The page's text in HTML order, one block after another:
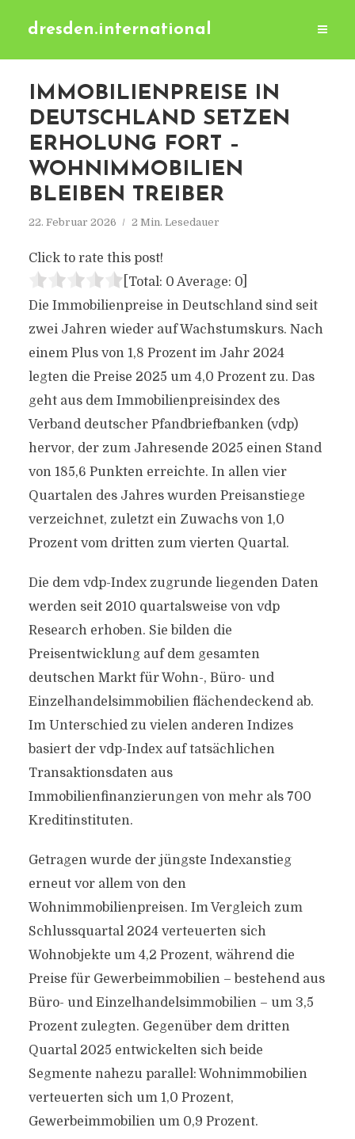
dresden.international
IMMOBILIENPREISE IN
DEUTSCHLAND SETZEN
ERHOLUNG FORT –
WOHNIMMOBILIEN
BLEIBEN TREIBER
22. Februar 2026 2 Min. Lesedauer
Click to rate this post!
[Total: 0 Average: 0]
Die Immobilienpreise in Deutschland sind seit
zwei Jahren wieder auf Wachstumskurs. Nach
einem Plus von 1,8 Prozent im Jahr 2024
legten die Preise 2025 um 4,0 Prozent zu. Das
geht aus dem Immobilienpreisindex des
Verband deutscher Pfandbriefbanken (vdp)
hervor, der zum Jahresende 2025 einen Stand
von 185,6 Punkten erreichte. In allen vier
Quartalen des Jahres wurden Preisanstiege
verzeichnet, zuletzt ein Zuwachs von 1,0
Prozent vom dritten zum vierten Quartal.
Die dem vdp-Index zugrunde liegenden Daten
werden seit 2010 quartalsweise von vdp
Research erhoben. Sie bilden die
Preisentwicklung auf dem gesamten
deutschen Markt für Wohn-, Büro- und
Einzelhandelsimmobilien flächendeckend ab.
Im Unterschied zu vielen anderen Indizes
basiert der vdp-Index auf tatsächlichen
Transaktionsdaten aus
Immobilienfinanzierungen von mehr als 700
Kreditinstituten.
Getragen wurde der jüngste Indexanstieg
erneut vor allem von den
Wohnimmobilienpreisen. Im Vergleich zum
Schlussquartal 2024 verteuerten sich
Wohnobjekte um 4,2 Prozent, während die
Preise für Gewerbeimmobilien – bestehend aus
Büro- und Einzelhandelsimmobilien – um 3,5
Prozent zulegten. Gegenüber dem dritten
Quartal 2025 entwickelten sich beide
Segmente nahezu parallel: Wohnimmobilien
verteuerten sich um 1,0 Prozent,
Gewerbeimmobilien um 0,9 Prozent.